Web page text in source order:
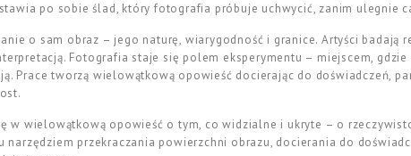
po sobie ślad, który fotografia próbuje uchwycić, zanim ulegnie
o sam obraz – jego naturę, wiarygodność i granice. Artyści badają
Fotografia staje się polem eksperymentu – miejscem,
Prace tworzą wielowątkową opowieść docierając do doświadczeń,
w wielowątkową opowieść o tym, co widzialne i ukryte – o
przekraczania powierzchni obrazu, docierania do